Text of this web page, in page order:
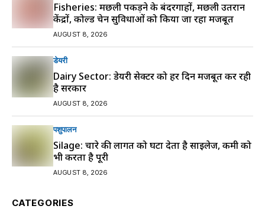
Fisheries: मछली पकड़ने के बंदरगाहों, मछली उतरान
केंद्रों, कोल्ड चेन सुविधाओं को किया जा रहा मजबूत
AUGUST 8, 2026
डेयरी
Dairy Sector: डेयरी सेक्टर को हर दिन मजबूत कर रही
है सरकार
AUGUST 8, 2026
पशुपालन
Silage: चारे की लागत को घटा देता है साइलेज, कमी को
भी करता है पूरी
AUGUST 8, 2026
CATEGORIES